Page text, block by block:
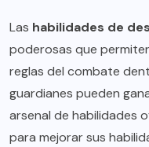
Las habilidades de
poderosas que
reglas del combate
guardianes pueden
arsenal de habilidades
para mejorar sus